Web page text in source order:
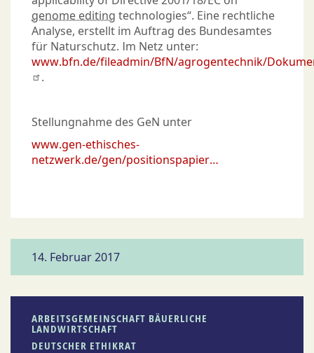
genome editing technologies“. Eine rechtliche
Analyse, erstellt im Auftrag des Bundesamtes
für Naturschutz. Im Netz unter:
www.bfn.de/fileadmin/BfN/agrogentechnik/
.
Stellungnahme des GeN unter
www.gen-ethisches-
netzwerk.de/gen/positionspapier…
14. Februar 2017
ARBEITSGEMEINSCHAFT BÄUERLICHE
LANDWIRTSCHAFT
DEUTSCHER ETHIKRAT